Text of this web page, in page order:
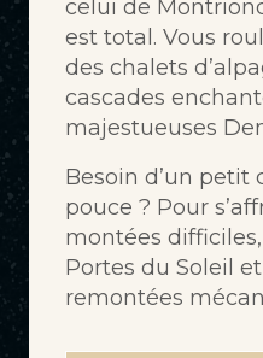
celui de
est total. Vous
des chalets
cascades
majestueuses
Besoin d’un petit
pouce ? Pour
montées
Portes du Soleil et
remontées